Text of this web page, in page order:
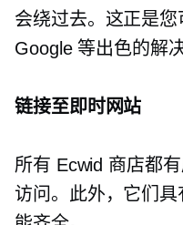
会绕过去。这正是
Google 等出色的解
链接至即时网站
所有 Ecwid 商店都
访问。此外，它们